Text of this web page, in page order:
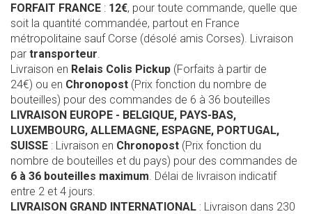
FORFAIT FRANCE : 12€, pour toute commande, quelle que
soit la quantité commandée, partout en France
métropolitaine sauf Corse (désolé amis Corses). Livraison
par transporteur.
Livraison en Relais Colis Pickup (Forfaits à partir de
24€) ou en Chronopost (Prix fonction du nombre de
bouteilles) pour des commandes de 6 à 36 bouteilles
LIVRAISON EUROPE - BELGIQUE, PAYS-BAS,
LUXEMBOURG, ALLEMAGNE, ESPAGNE, PORTUGAL,
SUISSE : Livraison en Chronopost (Prix fonction du
nombre de bouteilles et du pays) pour des commandes de
6 à 36 bouteilles maximum. Délai de livraison indicatif
entre 2 et 4 jours.
LIVRAISON GRAND INTERNATIONAL : Livraison dans 230